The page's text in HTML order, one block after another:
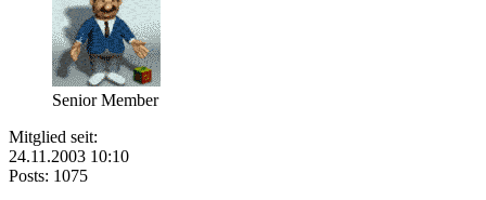
Senior Member
Mitglied seit:
24.11.2003 10:10
Posts: 1075